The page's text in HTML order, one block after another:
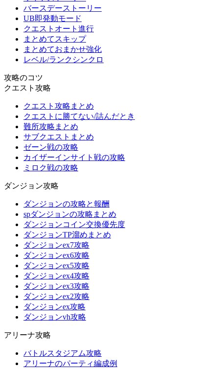
バースデーストーリー
UB即発動モード
クエストオート進行
まとめてスキップ
まとめておまかせ強化
レベル/ランクシンクロ
攻略のコツ
クエスト攻略
クエスト攻略まとめ
クエストに勝てない/詰んだとき
難所攻略まとめ
サブクエストまとめ
ゼーン戦の攻略
カイザーインサイト戦の攻略
ミロク戦の攻略
ダンジョン攻略
ダンジョンの攻略と報酬
spダンジョンの攻略まとめ
ダンジョンコイン交換優先度
ダンジョンTP溜めまとめ
ダンジョンex7攻略
ダンジョンex6攻略
ダンジョンex5攻略
ダンジョンex4攻略
ダンジョンex3攻略
ダンジョンex2攻略
ダンジョンex攻略
ダンジョンvh攻略
アリーナ攻略
バトルスタジアム攻略
アリーナのパーティ編成例